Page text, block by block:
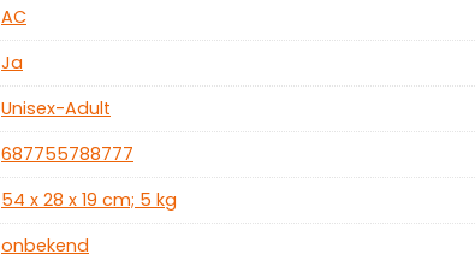
‎AC
‎Ja
‎Unisex-Adult
‎687755788777
‎54 x 28 x 19 cm; 5 kg
‎onbekend